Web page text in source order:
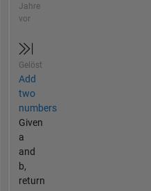
Jahre
vor
Gelöst
Add
two
numbers
Given
a
and
b,
return